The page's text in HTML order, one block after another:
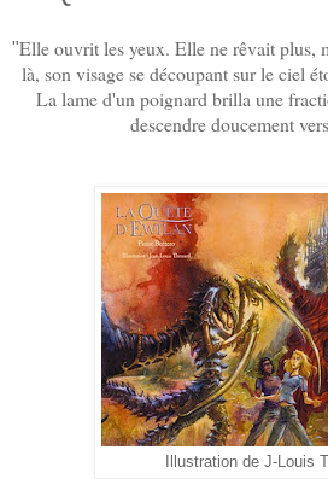
"Elle ouvrit les yeux. Elle ne rêvait plus,
là, son visage se découpant sur le ciel
La lame d'un poignard brilla une
descendre doucement
Illustration de J-Louis